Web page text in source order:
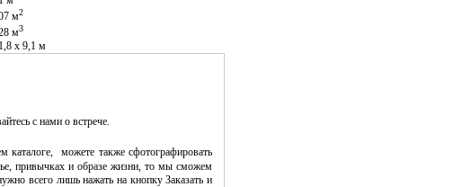
м2
м3
х 9,1 м
с нами о встрече.
можете также сфотографировать
привычках и образе жизни, то мы сможем
всего лишь нажать на кнопку Заказать и